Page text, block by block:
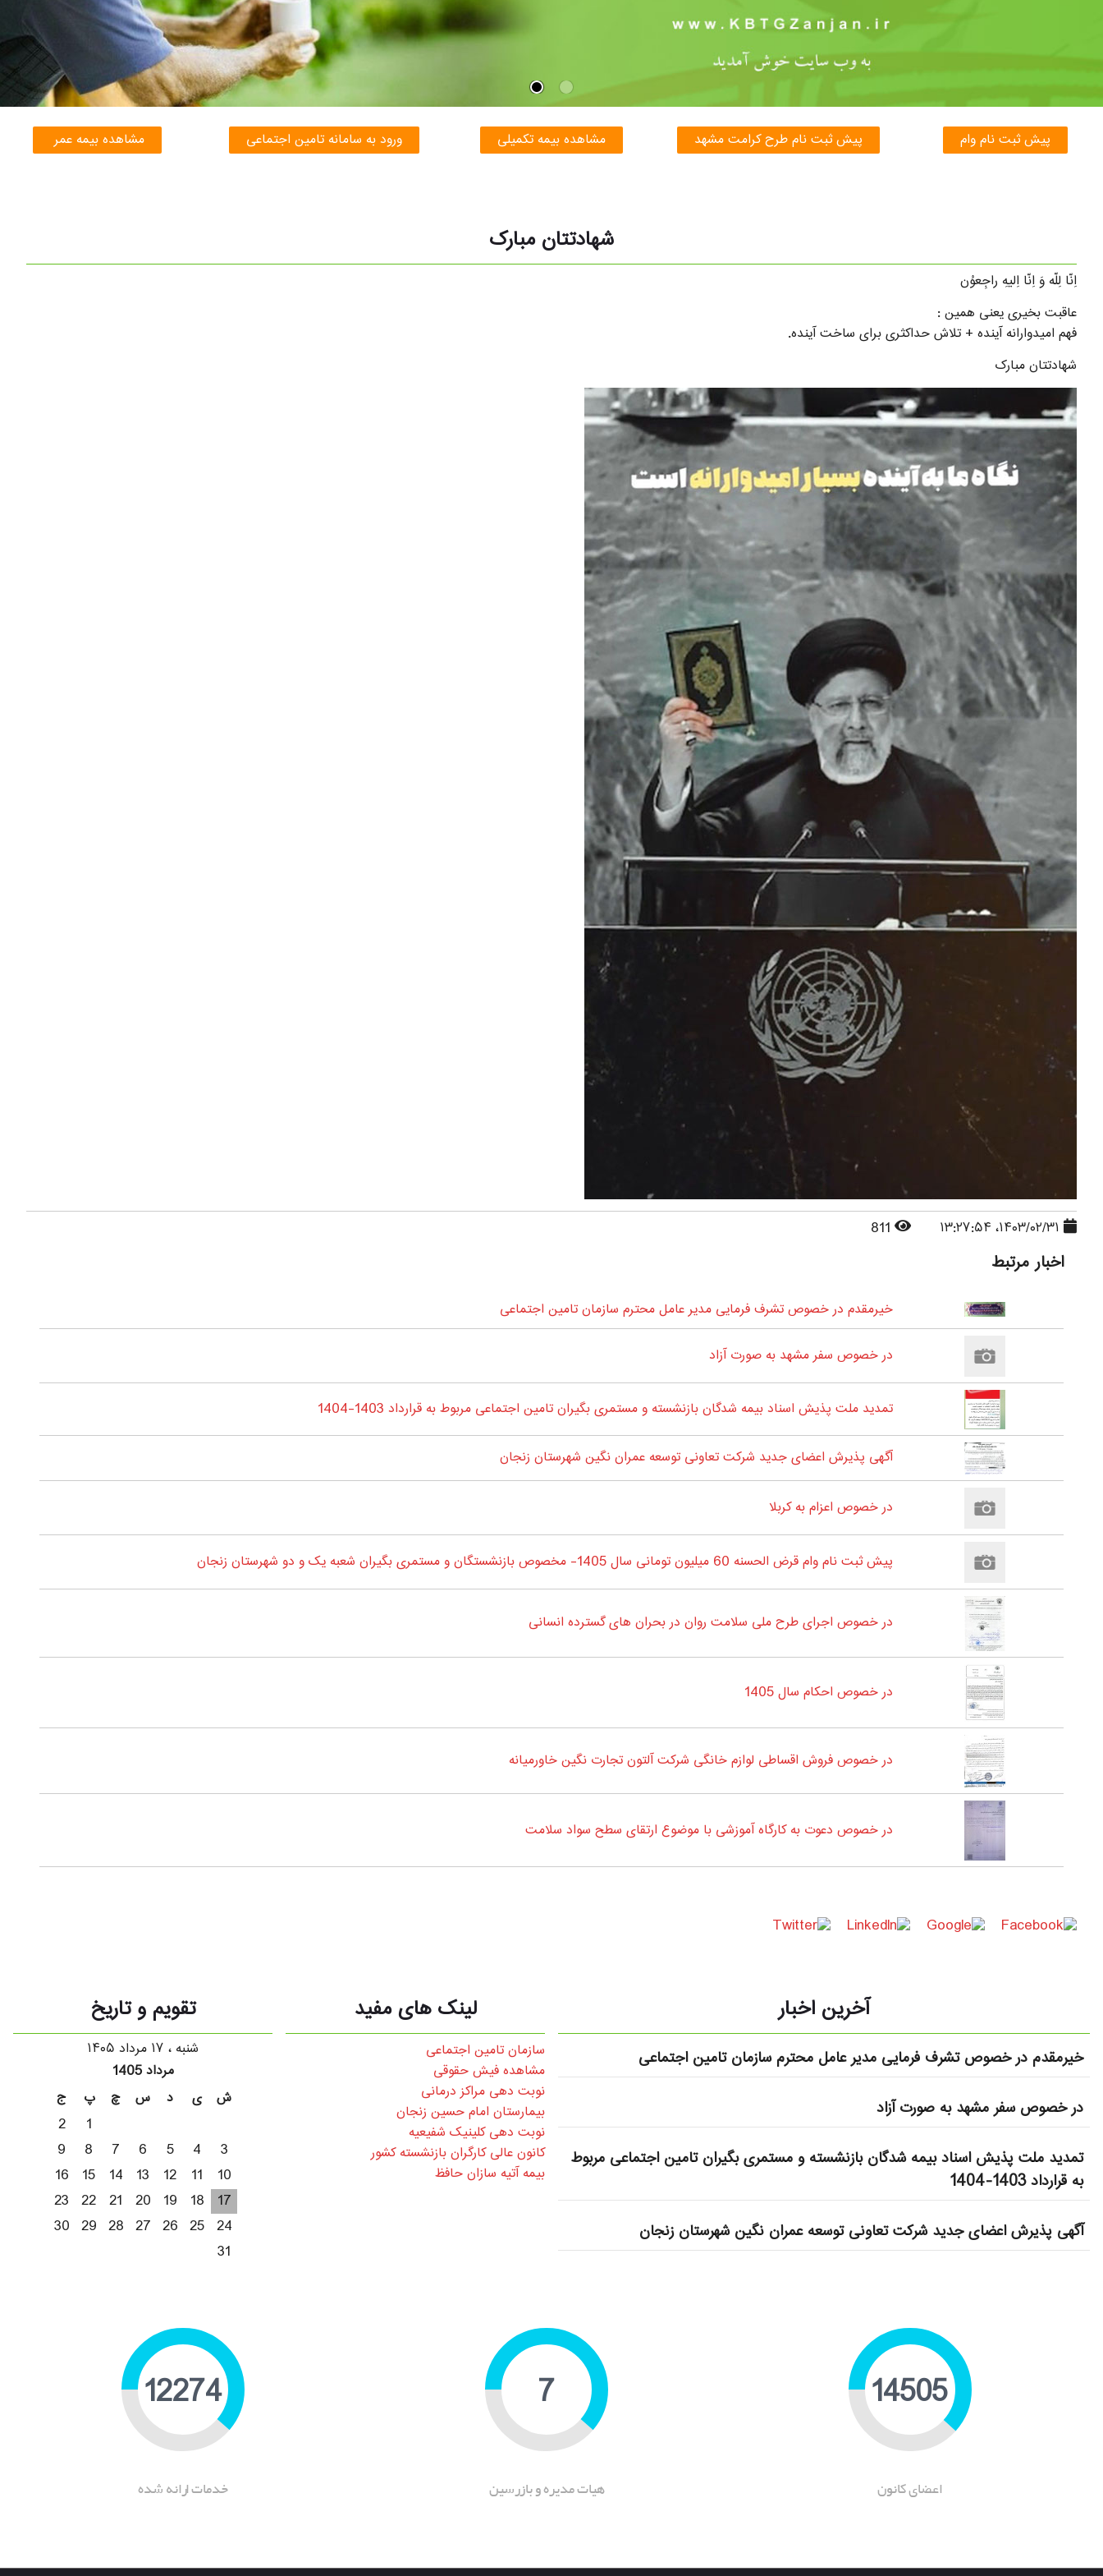
پیش ثبت نام وام پیش ثبت نام طرح کرامت مشهد مشاهده بیمه تکمیلی ورود به سامانه تامین اجتماعی مشاهده بیمه عمر
شهادتتان مبارک
اِنّا لِلّه وَ اِنّا اِلیهِ راجِعوُن
عاقبت بخیری یعنی همین :
فهم امیدوارانه آینده + تلاش حداکثری برای ساخت آینده.
شهادتتان مبارک
اخبار مرتبط
خیرمقدم در خصوص تشرف فرمایی مدیر عامل محترم سازمان تامین اجتماعی
در خصوص سفر مشهد به صورت آزاد
تمدید ملت پذیش اسناد بیمه شدگان بازنشسته و مستمری بگیران تامین اجتماعی مربوط به قرارداد 1403-1404
آگهی پذیرش اعضای جدید شرکت تعاونی توسعه عمران نگین شهرستان زنجان
در خصوص اعزام به کربلا
پیش ثبت نام وام قرض الحسنه 60 میلیون تومانی سال 1405- مخصوص بازنشستگان و مستمری بگیران شعبه یک و دو شهرستان زنجان
در خصوص اجرای طرح ملی سلامت روان در بحران های گسترده انسانی
در خصوص احکام سال 1405
در خصوص فروش اقساطی لوازم خانگی شرکت آلتون تجارت نگین خاورمیانه
در خصوص دعوت به کارگاه آموزشی با موضوع ارتقای سطح سواد سلامت
آخرین اخبار
خیرمقدم در خصوص تشرف فرمایی مدیر عامل محترم سازمان تامین اجتماعی
در خصوص سفر مشهد به صورت آزاد
تمدید ملت پذیش اسناد بیمه شدگان بازنشسته و مستمری بگیران تامین اجتماعی مربوط
به قرارداد 1403-1404
آگهی پذیرش اعضای جدید شرکت تعاونی توسعه عمران نگین شهرستان زنجان
لینک های مفید
سازمان تامین اجتماعی
مشاهده فیش حقوقی
نوبت دهی مراکز درمانی
بیمارستان امام حسین زنجان
نوبت دهی کلینیک شفیعیه
کانون عالی کارگران بازنشسته کشور
بیمه آتیه سازان حافظ
تقویم و تاریخ
شنبه ، ۱۷ مرداد ۱۴۰۵
مرداد 1405
ج
پ چ س د ی
ش
2
1
9
8 7 6 5 4
3
16
15 14 13 12 11
10
23 22 21 20 19 18
17
30 29 28 27 26 25 24
31
22622
اعضای کانون
11
هیات مدیره و بازرسین
19238
خدمات ارانه شده